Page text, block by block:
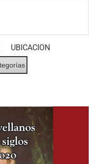
UBICACION